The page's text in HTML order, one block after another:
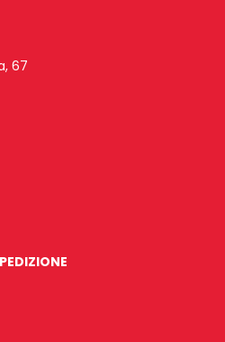
67